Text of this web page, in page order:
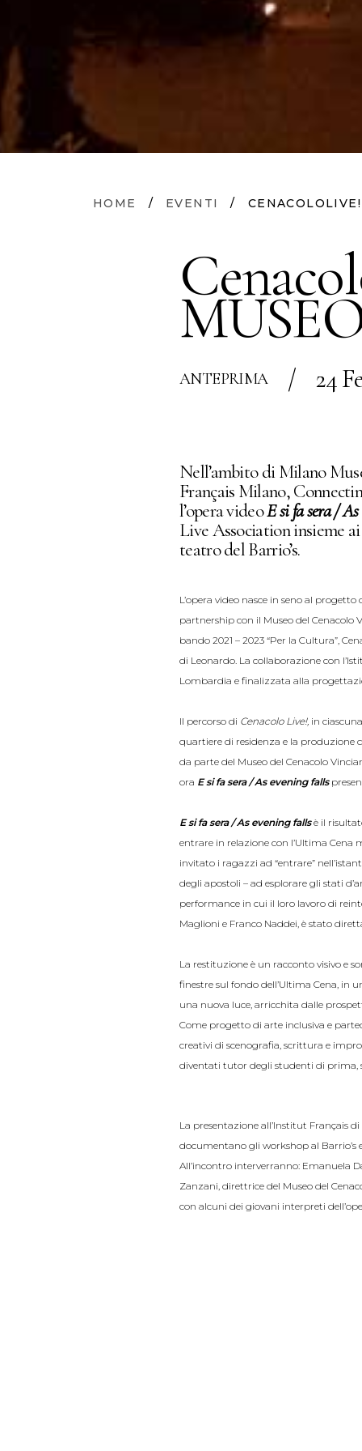
HOME / EVENTI /
ANTEPRIMA / 24
Nell’ambito di Milano
Français Milano,
l’opera videoE si fa sera /
Live Association insieme
teatro del Barrio’s.
L’opera video nasce in seno al
partnership con il Museo del Cenacolo
bando 2021 – 2023 “Per la Cultura”,
di Leonardo. La collaborazione con
Lombardia e finalizzata alla
Il percorso di Cenacolo Live!, in
quartiere di residenza e la produzione
da parte del Museo del Cenacolo
ora E si fa sera / As evening falls
E si fa sera / As evening fallsè il
entrare in relazione con l’Ultima Cena
invitato i ragazzi ad “entrare”
degli apostoli – ad esplorare gli stati
performance in cui il loro lavoro di
Maglioni e Franco Naddei, è stato
La restituzione è un racconto visivo e
finestre sul fondo dell’Ultima Cena, in
una nuova luce, arricchita dalle
Come progetto di arte inclusiva e
creativi di scenografia, scrittura e
diventati tutor degli studenti di prima,
La presentazione all’Institut Français
documentano gli workshop al Barrio’s
All’incontro interverranno: Emanuela
Zanzani, direttrice del Museo del
con alcuni dei giovani interpreti